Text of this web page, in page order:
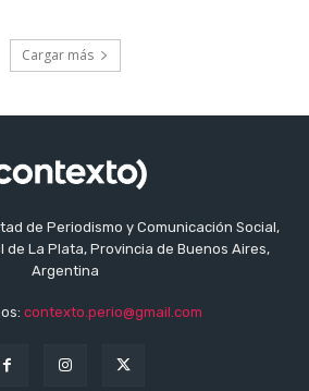
Cargar más
de Periodismo y Comunicación Social,
de La Plata, Provincia de Buenos Aires,
Argentina
contexto.perio@gmail.com